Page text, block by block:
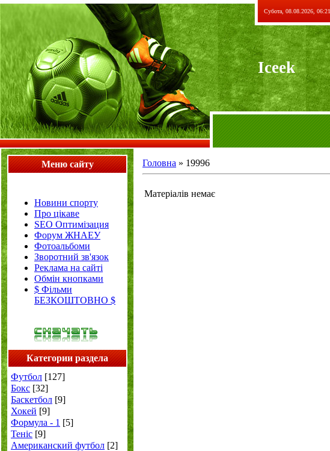
Субота, 08.08.2026, 06:21
Iceek
Меню сайту
Новини спорту
Про цікаве
SEO Оптимізация
Форум ЖНАЕУ
Фотоальбоми
Зворотний зв'язок
Реклама на сайті
Обмін кнопками
$ Фільми
БЕЗКОШТОВНО $
Категории раздела
Футбол [127]
Бокс [32]
Баскетбол [9]
Хокей [9]
Формула - 1 [5]
Теніс [9]
Американский футбол [2]
Головна » 19996
Матеріалів немає